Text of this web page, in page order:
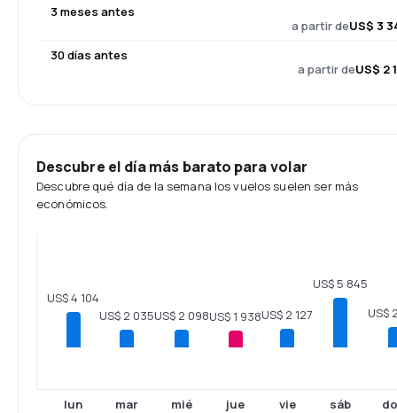
3 meses antes
a partir deUS$ 3
30 días antes
a partir deUS$ 2
Descubre el día más barato para volar
Descubre qué día de la semana los vuelos suelen ser más
económicos.
US$ 4 104
lun
US$ 2 035
mar
US$ 2 098
mié
US$ 1 938
jue
US$ 2 127
vie
US$ 5 845
sáb
US$